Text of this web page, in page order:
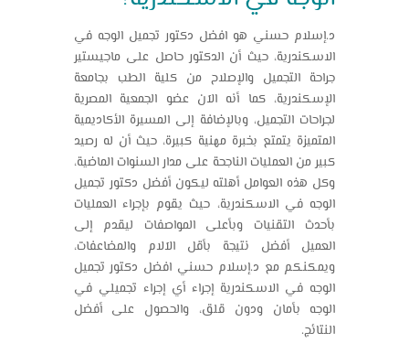
د.إسلام حسني هو افضل دكتور تجميل الوجه في
الاسكندرية، حيث أن الدكتور حاصل على ماجيستير
جراحة التجميل والإصلاح من كلية الطب بجامعة
الإسكندرية، كما أنه الآن عضو الجمعية المصرية
لجراحات التجميل، وبالإضافة إلى المسيرة الأكاديمية
المتميزة يتمتع بخبرة مهنية كبيرة، حيث أن له رصيد
كبير من العمليات الناجحة على مدار السنوات الماضية،
وكل هذه العوامل أهلته ليكون أفضل دكتور تجميل
الوجه في الاسكندرية، حيث يقوم بإجراء العمليات
بأحدث التقنيات وبأعلى المواصفات ليقدم إلى
العميل أفضل نتيجة بأقل الآلام والمضاعفات،
ويمكنكم مع د.إسلام حسني افضل دكتور تجميل
الوجه في الاسكندرية إجراء أي إجراء تجميلي في
الوجه بأمان ودون قلق، والحصول على أفضل
النتائج.